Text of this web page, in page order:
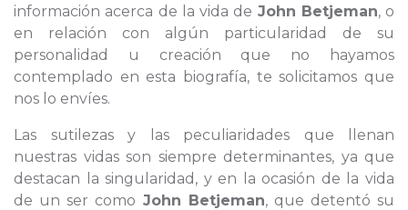
información acerca de la vida de John Betjeman, o
en relación con algún particularidad de su
personalidad u creación que no hayamos
contemplado en esta biografía, te solicitamos que
nos lo envíes.
Las sutilezas y las peculiaridades que llenan
nuestras vidas son siempre determinantes, ya que
destacan la singularidad, y en la ocasión de la vida
de un ser como John Betjeman, que detentó su